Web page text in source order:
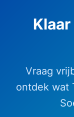
Vraag
ontdek wat